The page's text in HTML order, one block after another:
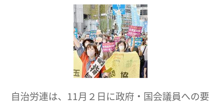
自治労連は、11月２日に政府・国会議員への要